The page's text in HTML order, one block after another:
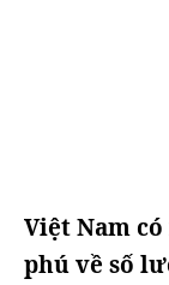
Việt Nam
phú về số